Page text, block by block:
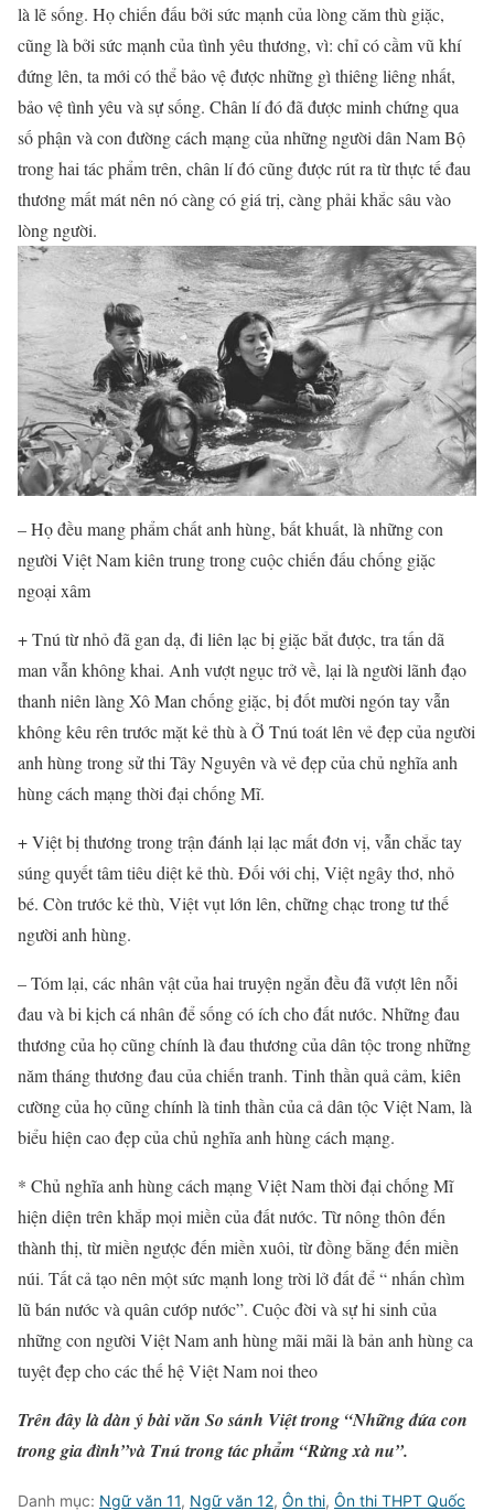
là lẽ sống. Họ chiến đấu bởi sức mạnh của lòng căm thù giặc,
cũng là bởi sức mạnh của tình yêu thương, vì: chỉ có cầm vũ khí
đứng lên, ta mới có thể bảo vệ được những gì thiêng liêng nhất,
bảo vệ tình yêu và sự sống. Chân lí đó đã được minh chứng qua
số phận và con đường cách mạng của những người dân Nam Bộ
trong hai tác phẩm trên, chân lí đó cũng được rút ra từ thực tế đau
thương mất mát nên nó càng có giá trị, càng phải khắc sâu vào
lòng người.
– Họ đều mang phẩm chất anh hùng, bất khuất, là những con
người Việt Nam kiên trung trong cuộc chiến đấu chống giặc
ngoại xâm
+ Tnú từ nhỏ đã gan dạ, đi liên lạc bị giặc bắt được, tra tấn dã
man vẫn không khai. Anh vượt ngục trở về, lại là người lãnh đạo
thanh niên làng Xô Man chống giặc, bị đốt mười ngón tay vẫn
không kêu rên trước mặt kẻ thù à Ở Tnú toát lên vẻ đẹp của người
anh hùng trong sử thi Tây Nguyên và vẻ đẹp của chủ nghĩa anh
hùng cách mạng thời đại chống Mĩ.
+ Việt bị thương trong trận đánh lại lạc mất đơn vị, vẫn chắc tay
súng quyết tâm tiêu diệt kẻ thù. Đối với chị, Việt ngây thơ, nhỏ
bé. Còn trước kẻ thù, Việt vụt lớn lên, chững chạc trong tư thế
người anh hùng.
– Tóm lại, các nhân vật của hai truyện ngắn đều đã vượt lên nỗi
đau và bi kịch cá nhân để sống có ích cho đất nước. Những đau
thương của họ cũng chính là đau thương của dân tộc trong những
năm tháng thương đau của chiến tranh. Tinh thần quả cảm, kiên
cường của họ cũng chính là tinh thần của cả dân tộc Việt Nam, là
biểu hiện cao đẹp của chủ nghĩa anh hùng cách mạng.
* Chủ nghĩa anh hùng cách mạng Việt Nam thời đại chống Mĩ
hiện diện trên khắp mọi miền của đất nước. Từ nông thôn đến
thành thị, từ miền ngược đến miền xuôi, từ đồng bằng đến miền
núi. Tất cả tạo nên một sức mạnh long trời lở đất để “ nhấn chìm
lũ bán nước và quân cướp nước”. Cuộc đời và sự hi sinh của
những con người Việt Nam anh hùng mãi mãi là bản anh hùng ca
tuyệt đẹp cho các thế hệ Việt Nam noi theo
Trên đây là dàn ý bài văn So sánh Việt trong “Những đứa con
trong gia đình”và Tnú trong tác phẩm “Rừng xà nu”.
Danh mục: Ngữ văn 11, Ngữ văn 12, Ôn thi, Ôn thi THPT Quốc